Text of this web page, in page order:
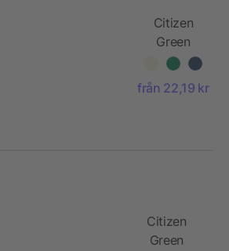
Citizen
Green
Today
resepåse
från 22,19 kr
Citizen
Green